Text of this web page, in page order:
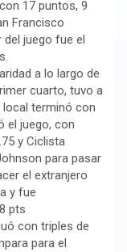
17 puntos, 9
Francisco
del juego fue el
a lo largo de
cuarto, tuvo a
terminó con
el juego, con
y Ciclista
para pasar
el extranjero
y fue
pts
con triples de
para el